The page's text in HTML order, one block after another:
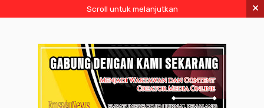
Scroll untuk melanjutkan ×